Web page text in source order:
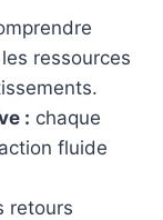
ressources
: chaque
fluide
retours